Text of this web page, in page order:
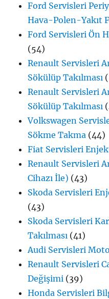
Ford Servisleri
Hava-Polen-Yakıt
Ford Servisleri Ön
(54)
Renault Servisleri
Sökülüp Takılması
Renault Servisleri
Sökülüp Takılması
Volkswagen
Sökme Takma (44)
Fiat Servisleri
Renault Servisleri
Cihazı İle) (43)
Skoda Servisleri
(43)
Skoda Servisleri
Takılması (41)
Audi Servisleri
Renault Servisleri
Değişimi (39)
Honda Servisleri